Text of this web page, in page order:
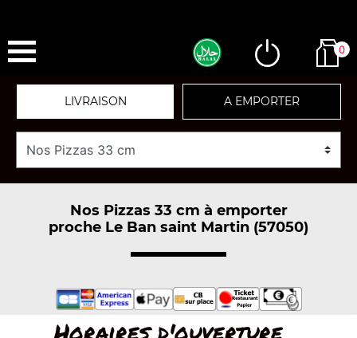
0
LIVRAISON A EMPORTER
Nos Pizzas 33 cm à emporter
proche Le Ban saint Martin (57050)
Horaires d'ouverture